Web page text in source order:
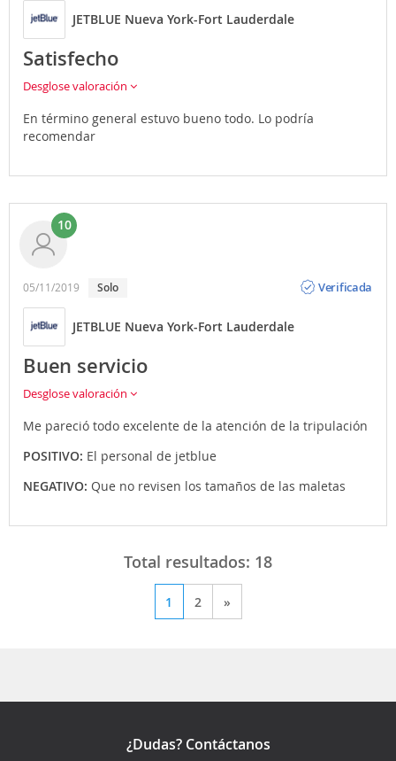
JETBLUE Nueva York-Fort Lauderdale
Satisfecho
Desglose valoración
En término general estuvo bueno todo. Lo podría
recomendar
10
05/11/2019 Solo
Verificada
JETBLUE Nueva York-Fort Lauderdale
Buen servicio
Desglose valoración
Me pareció todo excelente de la atención de la tripulación
POSITIVO: El personal de jetblue
NEGATIVO: Que no revisen los tamaños de las maletas
Total resultados: 18
1 2 »
¿Dudas? Contáctanos